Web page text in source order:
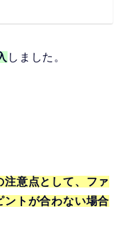
しました。
意点として、ファ
ントが合わない場合